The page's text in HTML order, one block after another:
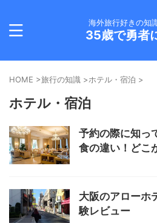
海外旅行好きの知
35歳で勇者
HOME >旅行の知識 >ホテル・宿泊 >
ホテル・宿泊
予約の際に知っ
食の違い！どこ
大阪のアローホ
験レビュー